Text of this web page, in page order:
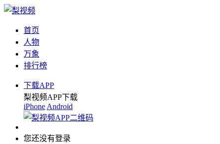
首页
人物
万象
排行榜
下载APP
梨视频APP下载
iPhone Android
您还没有登录